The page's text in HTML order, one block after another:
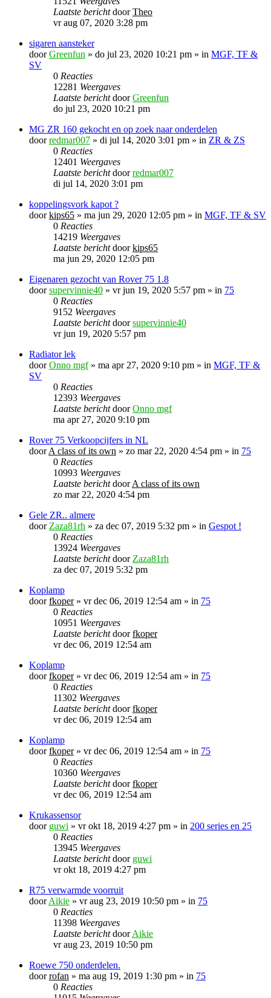
Laatste berichtdoorTheo
vr aug 07, 2020 3:28 pm
sigaren aansteker
doorGreenfun » do jul 23, 2020 10:21 pm » in MGF, TF &
SV
0 Reacties
12281 Weergaves
Laatste berichtdoorGreenfun
do jul 23, 2020 10:21 pm
MG ZR 160 gekocht en op zoek naar onderdelen
doorredmar007 » di jul 14, 2020 3:01 pm » in ZR & ZS
0 Reacties
12401 Weergaves
Laatste berichtdoorredmar007
di jul 14, 2020 3:01 pm
koppelingsvork kapot ?
doorkips65 » ma jun 29, 2020 12:05 pm » in MGF, TF & SV
0 Reacties
14219 Weergaves
Laatste berichtdoorkips65
ma jun 29, 2020 12:05 pm
Eigenaren gezocht van Rover 75 1.8
doorsupervinnie40 » vr jun 19, 2020 5:57 pm » in 75
0 Reacties
9152 Weergaves
Laatste berichtdoorsupervinnie40
vr jun 19, 2020 5:57 pm
Radiator lek
doorOnno mgf» ma apr 27, 2020 9:10 pm » in MGF, TF &
SV
0 Reacties
12393 Weergaves
Laatste berichtdoorOnno mgf
ma apr 27, 2020 9:10 pm
Rover 75 Verkoopcijfers in NL
doorA class of its own » zo mar 22, 2020 4:54 pm » in 75
0 Reacties
10993 Weergaves
Laatste berichtdoorA class of its own
zo mar 22, 2020 4:54 pm
Gele ZR.. almere
door Zaza81rh » za dec 07, 2019 5:32 pm » in Gespot !
0 Reacties
13924 Weergaves
Laatste berichtdoor Zaza81rh
za dec 07, 2019 5:32 pm
Koplamp
doorfkoper» vr dec 06, 2019 12:54 am » in 75
0 Reacties
10951 Weergaves
Laatste berichtdoorfkoper
vr dec 06, 2019 12:54 am
Koplamp
doorfkoper» vr dec 06, 2019 12:54 am » in 75
0 Reacties
11302 Weergaves
Laatste berichtdoorfkoper
vr dec 06, 2019 12:54 am
Koplamp
doorfkoper» vr dec 06, 2019 12:54 am » in 75
0 Reacties
10360 Weergaves
Laatste berichtdoorfkoper
vr dec 06, 2019 12:54 am
Krukassensor
door guwi » vr okt 18, 2019 4:27 pm » in 200 series en 25
0 Reacties
13945 Weergaves
Laatste berichtdoor guwi
vr okt 18, 2019 4:27 pm
R75 verwarmde voorruit
doorAikie » vr aug 23, 2019 10:50 pm » in 75
0 Reacties
11398 Weergaves
Laatste berichtdoorAikie
vr aug 23, 2019 10:50 pm
Roewe 750 onderdelen.
doorrofan » ma aug 19, 2019 1:30 pm » in 75
0 Reacties